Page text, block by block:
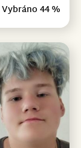
Vybráno 44 %